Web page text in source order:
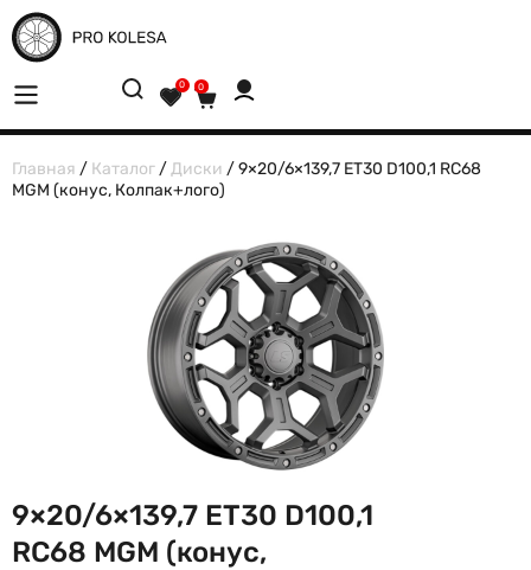
0 0
Главная / Каталог /Диски / 9×20/6×139,7 ET30 D100,1 RC68
MGM (конус, Колпак+лого)
9×20/6×139,7 ET30 D100,1
RC68 MGM (конус,